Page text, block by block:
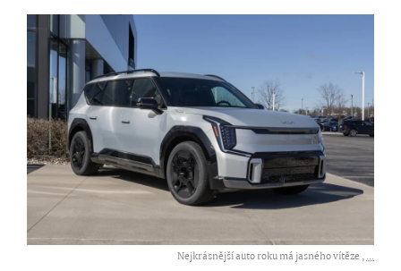
Nejkrásnější auto roku má jasného vítěze ,...